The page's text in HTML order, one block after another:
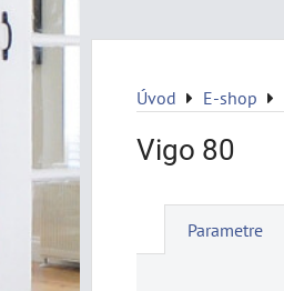
Úvod E-shop
Vigo 80
Parametre